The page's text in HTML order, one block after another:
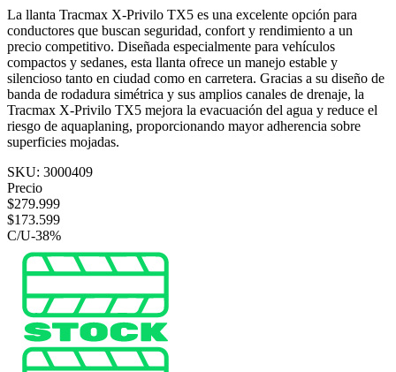
La llanta Tracmax X-Privilo TX5 es una excelente opción para
conductores que buscan seguridad, confort y rendimiento a un
precio competitivo. Diseñada especialmente para vehículos
compactos y sedanes, esta llanta ofrece un manejo estable y
silencioso tanto en ciudad como en carretera. Gracias a su diseño de
banda de rodadura simétrica y sus amplios canales de drenaje, la
Tracmax X-Privilo TX5 mejora la evacuación del agua y reduce el
riesgo de aquaplaning, proporcionando mayor adherencia sobre
superficies mojadas.
SKU: 3000409
Precio
$279.999
$173.599
C/U-38%